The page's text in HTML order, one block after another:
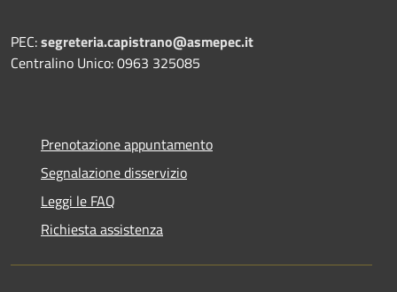
PEC:segreteria.capistrano@asmepec.it
Centralino Unico: 0963 325085
Prenotazione appuntamento
Segnalazione disservizio
Leggi le FAQ
Richiesta assistenza